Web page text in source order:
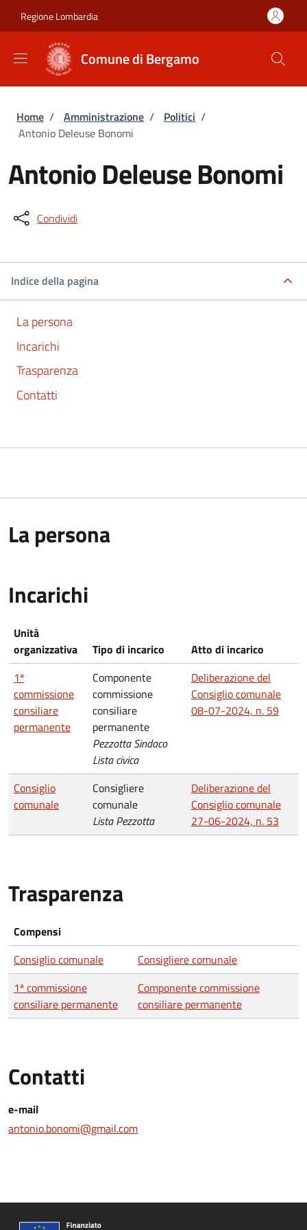
Regione Lombardia
Comune di Bergamo
Briciole di pane
Home / Amministrazione / Politici /
Antonio Deleuse Bonomi
Antonio Deleuse Bonomi
Condividi
Indice della pagina
La persona
Incarichi
Trasparenza
Contatti
La persona
Incarichi
Unità
organizzativa
Tipo di incarico
Atto di incarico
1ª
commissione
consiliare
permanente
Componente
commissione
consiliare
permanente
Pezzotta Sindaco
Lista civica
Deliberazione del
Consiglio comunale
08-07-2024, n. 59
Consiglio
comunale
Consigliere
comunale
Lista Pezzotta
Deliberazione del
Consiglio comunale
27-06-2024, n. 53
Trasparenza
Compensi
Consiglio comunale
Consigliere comunale
1ª commissione
consiliare permanente
Componente commissione
consiliare permanente
Contatti
e-mail
antonio.bonomi@gmail.com